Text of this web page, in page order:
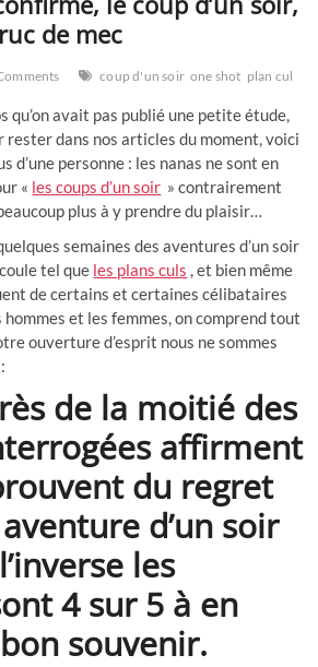
de mec
coup d'un soir one shot plan cul
qu’on avait pas publié une petite étude,
rester dans nos articles du moment, voici
d’une personne : les nanas ne sont en
« les coups d’un soir » contrairement
plus à y prendre du plaisir…
semaines des aventures d’un soir
tel que les plans culs , et bien même
de certains et certaines célibataires
hommes et les femmes, on comprend tout
ouverture d’esprit nous ne sommes
de la moitié des
affirment
du regret
d’un soir
les
4 sur 5 à en
souvenir.